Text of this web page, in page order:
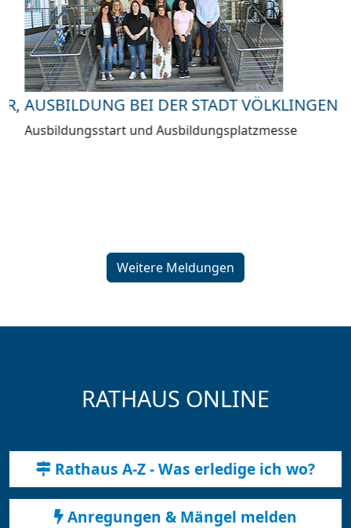
AUSBILDUNG BEI DER STADT VÖLKLINGEN
Ausbildungsstart und Ausbildungsplatzmesse
Weitere Meldungen
RATHAUS ONLINE
Rathaus A-Z - Was erledige ich wo?
Anregungen & Mängel melden